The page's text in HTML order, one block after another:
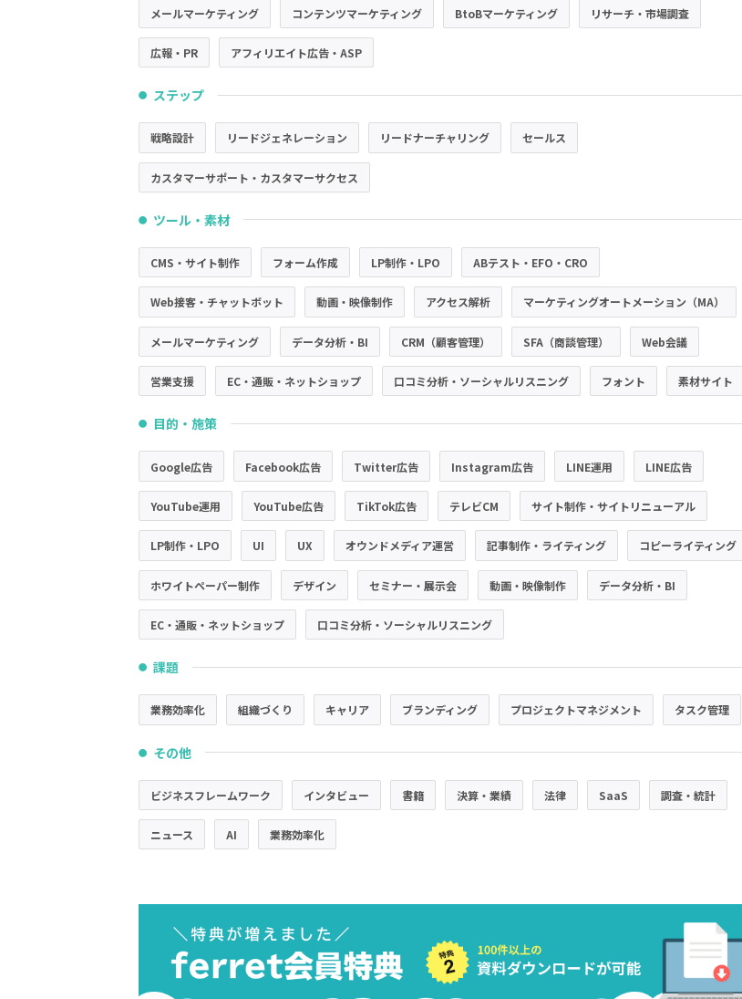
メールマーケティング コンテンツマーケティング BtoBマーケティング リサーチ・市場調査
広報・PR アフィリエイト広告・ASP
● ステップ
戦略設計 リードジェネレーション リードナーチャリング セールス
カスタマーサポート・カスタマーサクセス
● ツール・素材
CMS・サイト制作 フォーム作成 LP制作・LPO ABテスト・EFO・CRO
Web接客・チャットボット 動画・映像制作 アクセス解析 マーケティングオートメーション（MA）
メールマーケティング データ分析・BI CRM（顧客管理） SFA（商談管理） Web会議
営業支援 EC・通販・ネットショップ 口コミ分析・ソーシャルリスニング フォント 素材サイト
● 目的・施策
Google広告 Facebook広告 Twitter広告 Instagram広告 LINE運用 LINE広告
YouTube運用 YouTube広告 TikTok広告 テレビCM サイト制作・サイトリニューアル
LP制作・LPO UI UX オウンドメディア運営 記事制作・ライティング コピーライティング
ホワイトペーパー制作 デザイン セミナー・展示会 動画・映像制作 データ分析・BI
EC・通販・ネットショップ 口コミ分析・ソーシャルリスニング
● 課題
業務効率化 組織づくり キャリア ブランディング プロジェクトマネジメント タスク管理
● その他
ビジネスフレームワーク インタビュー 書籍 決算・業績 法律 SaaS 調査・統計
ニュース AI 業務効率化